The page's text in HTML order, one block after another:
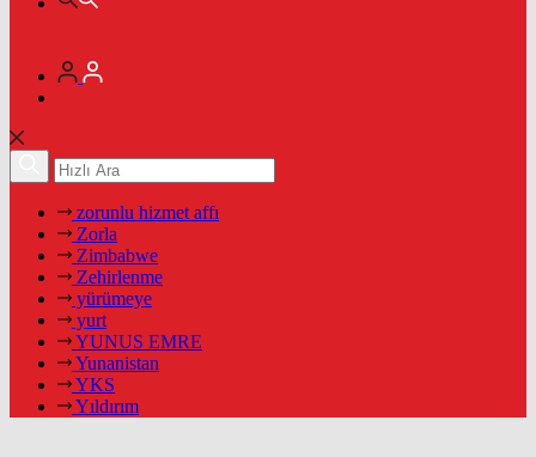
zorunlu hizmet affı
Zorla
Zimbabwe
Zehirlenme
yürümeye
yurt
YUNUS EMRE
Yunanistan
YKS
Yıldırım